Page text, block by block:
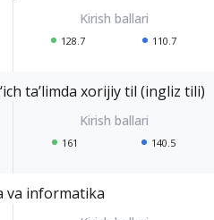
128.7 110.7
ta’limda xorijiy til (ingliz tili)
161 140.5
va informatika